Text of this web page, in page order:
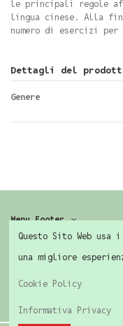
le principali regole
lingua cinese. Alla
numero di esercizi per
Dettagli del
Genere
Menu Footer
Seguici
Questo Sito Web
una migliore
Cookie Policy
Informativa Privacy